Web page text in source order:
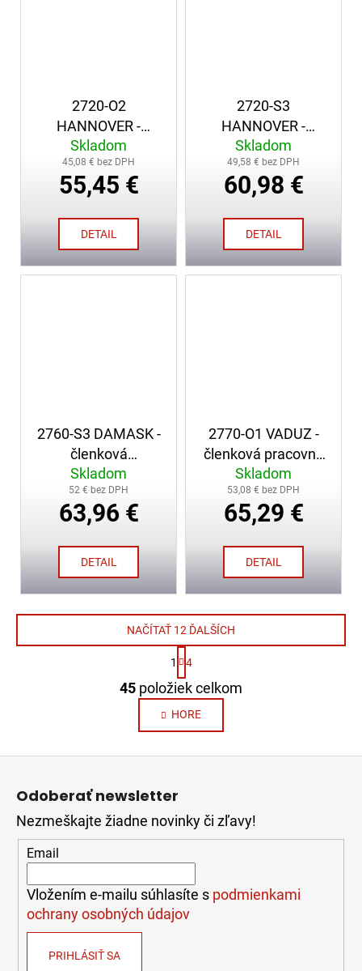
2720-O2
HANNOVER -
členková pracovná
obuv
Skladom
45,08 € bez DPH
55,45 €
DETAIL
2720-S3
HANNOVER -
členková
bezpečnostná obuv
Skladom
49,58 € bez DPH
60,98 €
DETAIL
2760-S3 DAMASK -
členková
bezpečnostná obuv
Skladom
52 € bez DPH
63,96 €
DETAIL
2770-O1 VADUZ -
členková pracovná
obuv
Skladom
53,08 € bez DPH
65,29 €
DETAIL
O
v
l
á
d
e
p
r
k
y
NAČÍTAŤ 12 ĎALŠÍCH
S
t
r
á
n
k
v
e
1 4
45 položiek celkom
HORE
Z
Odoberať newsletter
Nezmeškajte žiadne novinky či zľavy!
Email
Vložením e-mailu súhlasíte s podmienkami
ochrany osobných údajov
PRIHLÁSIŤ SA